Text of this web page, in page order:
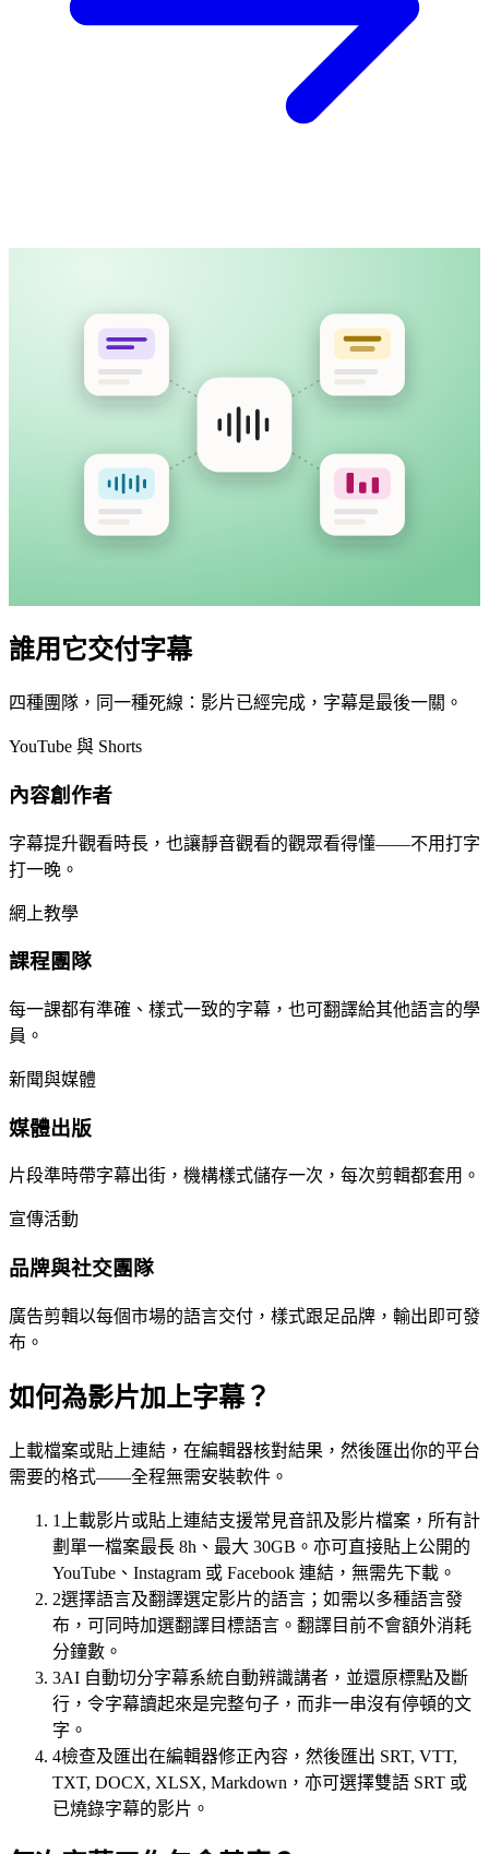
字幕軌
時間對齊 · 樣式範本
登入之後，你會見到這個儀表板。
你所做的每個改動都會即時儲存。
誰用它交付字幕
四種團隊，同一種死線：影片已經完成，字幕是最後一關。
YouTube 與 Shorts
內容創作者
字幕提升觀看時長，也讓靜音觀看的觀眾看得懂——不用打字
打一晚。
網上教學
課程團隊
每一課都有準確、樣式一致的字幕，也可翻譯給其他語言的學
員。
新聞與媒體
媒體出版
片段準時帶字幕出街，機構樣式儲存一次，每次剪輯都套用。
宣傳活動
品牌與社交團隊
廣告剪輯以每個市場的語言交付，樣式跟足品牌，輸出即可發
布。
如何為影片加上字幕？
上載檔案或貼上連結，在編輯器核對結果，然後匯出你的平台
需要的格式——全程無需安裝軟件。
1 上載影片或貼上連結支援常見音訊及影片檔案，所有計
劃單一檔案最長 8h、最大 30GB。亦可直接貼上公開的
YouTube、Instagram 或 Facebook 連結，無需先下載。
2選擇語言及翻譯選定影片的語言；如需以多種語言發
布，可同時加選翻譯目標語言。翻譯目前不會額外消耗
分鐘數。
3AI 自動切分字幕系統自動辨識講者，並還原標點及斷
行，令字幕讀起來是完整句子，而非一串沒有停頓的文
字。
4檢查及匯出在編輯器修正內容，然後匯出 SRT, VTT,
TXT, DOCX, XLSX, Markdown，亦可選擇雙語 SRT 或
已燒錄字幕的影片。